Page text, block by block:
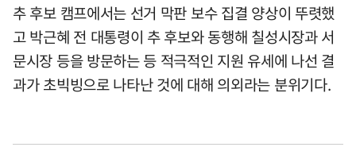
추 후보 캠프에서는 선거 막판 보수 집결 양상이 뚜렷했
고 박근혜 전 대통령이 추 후보와 동행해 칠성시장과 서
문시장 등을 방문하는 등 적극적인 지원 유세에 나선 결
과가 초빅빙으로 나타난 것에 대해 의외라는 분위기다.